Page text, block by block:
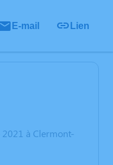
E-mail Lien
2021 à Clermont-